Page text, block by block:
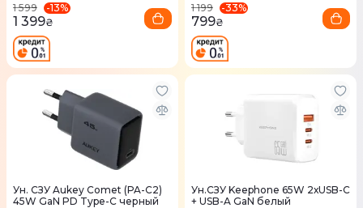
1 599
-13%
1 399₴
1 199
-33%
799₴
Ун. СЗУ Aukey Comet (PA-C2)
45W GaN PD Type-C черный
Ун.CЗУ Keephone 65W 2хUSB-C
+ USB-A GaN белый